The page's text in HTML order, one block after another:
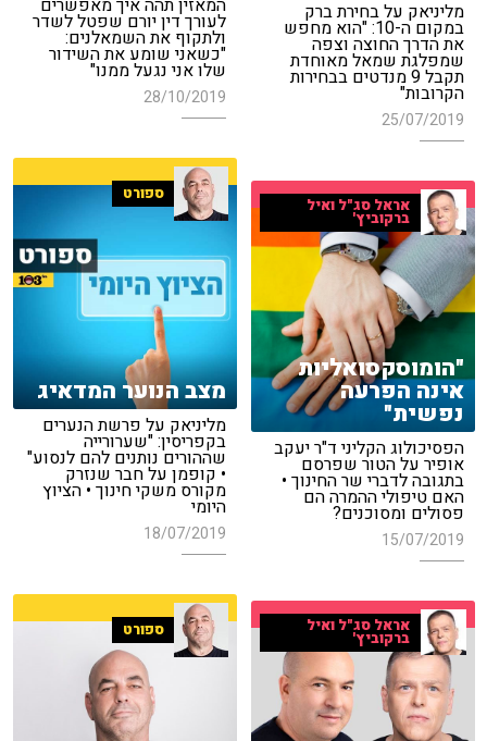
המאזין תהה איך מאפשרים
לעורך דין יורם שפטל לשדר
ולתקוף את השמאלנים:
"כשאני שומע את השידור
שלו אני נגעל ממנו"
28/10/2019
מליניאק על בחירת ברק
במקום ה-10: "הוא מחפש
את הדרך החוצה וצפה
שמפלגת שמאל מאוחדת
תקבל 9 מנדטים בבחירות
הקרובות"
25/07/2019
ספורט
מצב הנוער המדאיג
מליניאק על פרשת הנערים
בקפריסין: "שערורייה
שההורים נותנים להם לנסוע"
• קופמן על חבר שנזרק
מקורס משקי חינוך • הציוץ
היומי
18/07/2019
אראל סג"ל ואיל
ברקוביץ'
"הומוסקסואליות
אינה הפרעה
נפשית"
הפסיכולוג הקליני ד"ר יעקב
אופיר על הטור שפרסם
בתגובה לדברי שר החינוך •
האם טיפולי ההמרה הם
פסולים ומסוכנים?
15/07/2019
ספורט אראל סג"ל ואיל
ברקוביץ'